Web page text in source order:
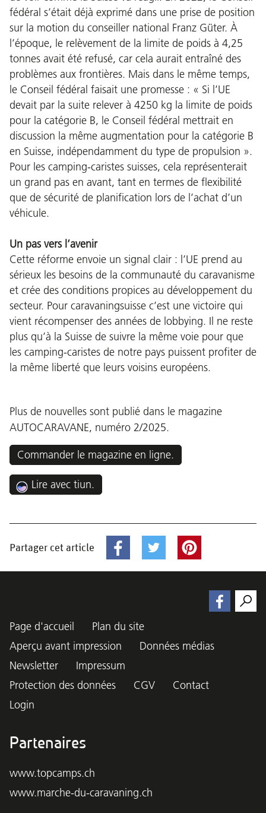
fédéral s’était déjà exprimé dans une prise de position
sur la motion du conseiller national Franz Güter. À
l’époque, le relèvement de la limite de poids à 4,25
tonnes avait été refusé, car cela aurait entraîné des
problèmes aux frontières. Mais dans le même temps,
le Conseil fédéral faisait une promesse : « Si l’UE
devait par la suite relever à 4250 kg la limite de poids
pour la catégorie B, le Conseil fédéral mettrait en
discussion la même augmentation pour la catégorie B
en Suisse, indépendamment du type de propulsion ».
Pour les camping-caristes suisses, cela représenterait
un grand pas en avant, tant en termes de flexibilité
que de sécurité de planification lors de l’achat d’un
véhicule.
Un pas vers l’avenir
Cette réforme envoie un signal clair : l’UE prend au
sérieux les besoins de la communauté du caravanisme
et crée des conditions propices au développement du
secteur. Pour caravaningsuisse c’est une victoire qui
vient récompenser des années de lobbying. Il ne reste
plus qu’à la Suisse de suivre la même voie pour que
les camping-caristes de notre pays puissent profiter de
la même liberté que leurs voisins européens.
Plus de nouvelles sont publié dans le magazine
AUTOCARAVANE, numéro 2/2025.
Commander le magazine en ligne.
Lire avec tiun.
Partager cet article
Page d'accueil
Plan du site
Aperçu avant impression
Données médias
Newsletter
Impressum
Protection des données
CGV
Contact
Login
Partenaires
www.topcamps.ch
www.marche-du-caravaning.ch